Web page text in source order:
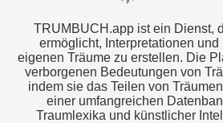
TRUMBUCH.app ist ein Dienst,
ermöglicht, Interpretationen
eigenen Träume zu erstellen. Die
verborgenen Bedeutungen von
indem sie das Teilen von
einer umfangreichen
Traumlexika und künstlicher